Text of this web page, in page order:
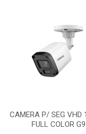
CAMERA P/ SEG VHD
FULL COLOR G9